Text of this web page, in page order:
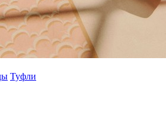
Туфли